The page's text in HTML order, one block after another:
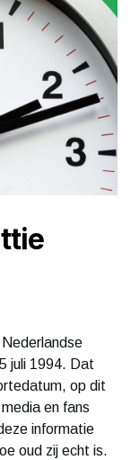
juli 1994. Dat
op dit
en fans
informatie
oud zij echt is.